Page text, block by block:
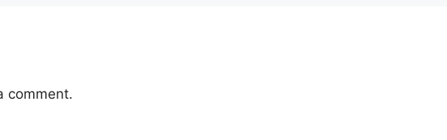
comment.